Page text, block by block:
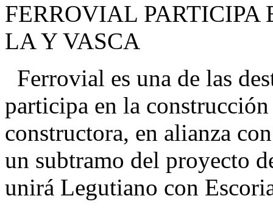
FERROVIAL PARTICIPA
LA Y VASCA
Ferrovial es una de las
participa en la
constructora, en alianza
un subtramo del proyecto
unirá Legutiano con